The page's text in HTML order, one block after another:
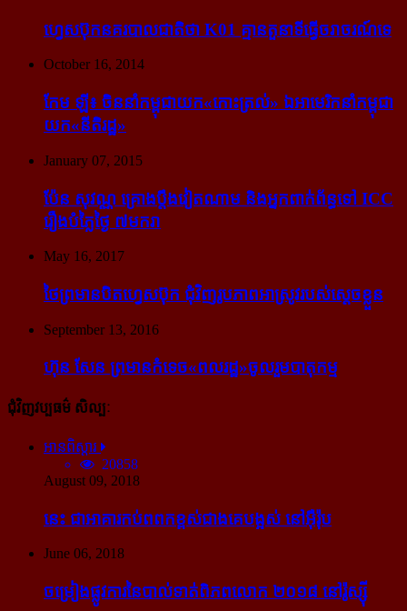
ហ្វេសប៊ុក​នគរបាល​ជាតិ​ថា K01 គ្មាន​តួនាទី​ធ្វើ​ចរាចរណ៍​ទេ
October 16, 2014
កែម ឡី៖ ចិន​នាំ​កម្ពុជា​យក​«កោះ​ត្រល់» ឯ​អាមេរិក​នាំ​កម្ពុជា​
យក​«នីតិរដ្ឋ»
January 07, 2015
ប៉ែន សុវណ្ណ គ្រោង​ប្តឹង​វៀតណាម និង​អ្នក​ពាក់​ព័ន្ធ​ទៅ ICC
រឿង​បំភ្លៃ​ថ្ងៃ ៧​មករា
May 16, 2017
ថៃ​ព្រមាន​បិត​ហ្វេសប៊ុក ជុំ​វិញ​រូបភាព​អាស្រូវ​របស់​ស្ដេច​ខ្លួន
September 13, 2016
ហ៊ុន សែន ព្រមាន​កំទេច​«ពលរដ្ឋ»​ចូលរួម​បាតុកម្ម
ជុំវិញវប្បធម៌ សិល្បៈ
អានពិស្ដារ
20858
August 09, 2018
នេះ ជា​អាគារ​កប់​ពពក​ខ្ពស់​ជាង​គេ​បង្អស់ នៅ​អ៊ឺរ៉ុប
June 06, 2018
ចម្រៀង​ផ្លូវការ​នៃ​បាល់ទាត់​ពិភពលោក ២០១៨ នៅ​រ៉ូស្ស៊ី